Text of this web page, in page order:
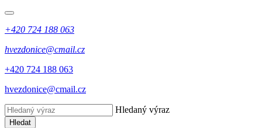
+420 724 188 063
hvezdonice@cmail.cz
+420 724 188 063
hvezdonice@cmail.cz
Hledaný výraz
Hledat